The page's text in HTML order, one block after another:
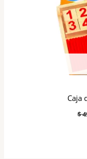
Caja
$